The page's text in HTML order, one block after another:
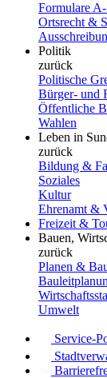
Formulare
Ortsrecht &
Politik
zurück
Politische
Bürger- und
Öffentliche
Wahlen
Leben in
zurück
Bildung &
Soziales
Kultur
Ehrenamt &
Freizeit &
Bauen,
zurück
Planen &
Umwelt
Service-